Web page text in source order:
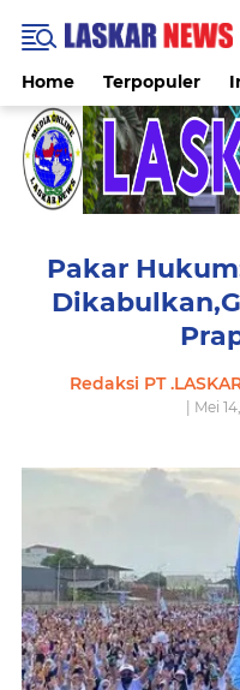
Home Terpopuler
Pakar
Redaksi PT
| Mei